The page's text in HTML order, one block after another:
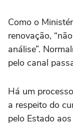
Como o
renovação,
análise”.
pelo canal
Há um
a respeito do
pelo Estado